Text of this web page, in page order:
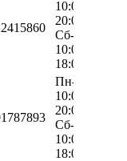
10:00-
20:00
Сб-Вс
10:00-
18:00
Пн-Пт
10:00-
20:00
Сб-Вс
10:00-
18:00